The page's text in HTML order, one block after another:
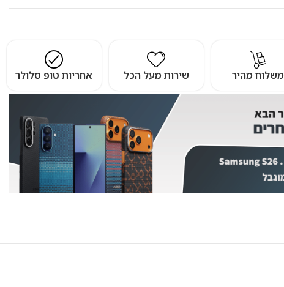
משלוח מהיר שירות מעל הכל אחריות טופ סלולר